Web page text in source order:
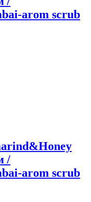
arom scrub
/
arom scrub